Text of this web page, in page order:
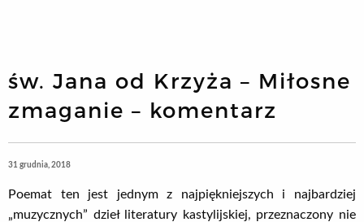
św. Jana od Krzyża – Miłosne
zmaganie – komentarz
31 grudnia, 2018
Poemat ten jest jednym z najpiękniejszych i najbardziej
„muzycznych” dzieł literatury kastylijskiej, przeznaczony nie